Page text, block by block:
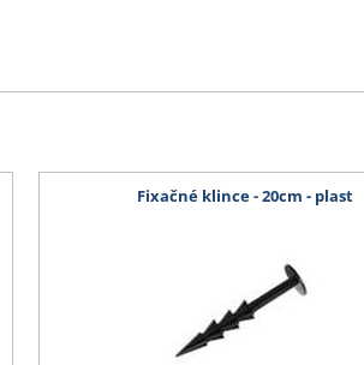
Fixačné klince - 20cm - plast